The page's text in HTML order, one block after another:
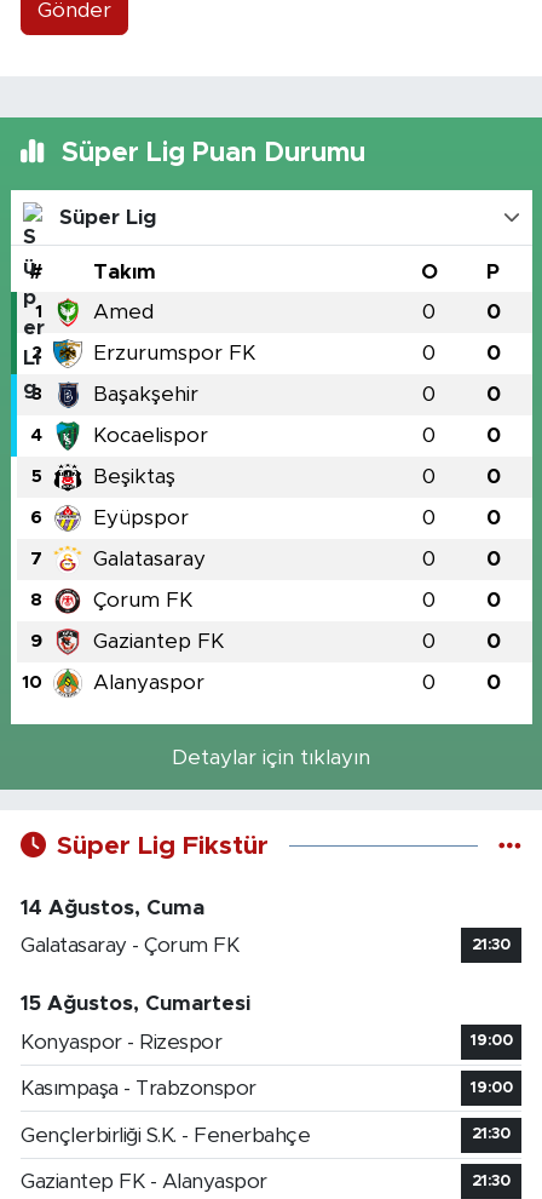
Gönder
Süper Lig Puan Durumu
Süper Lig
# Takım O P
1 Amed 0 0
2 Erzurumspor FK 0 0
3 Başakşehir 0 0
4 Kocaelispor 0 0
5 Beşiktaş 0 0
6 Eyüpspor 0 0
7 Galatasaray 0 0
8 Çorum FK 0 0
9 Gaziantep FK 0 0
10 Alanyaspor 0 0
Detaylar için tıklayın
Süper Lig Fikstür
14 Ağustos, Cuma
Galatasaray - Çorum FK
21:30
15 Ağustos, Cumartesi
Konyaspor - Rizespor
19:00
Kasımpaşa - Trabzonspor 19:00
Gençlerbirliği S.K. - Fenerbahçe 21:30
Gaziantep FK - Alanyaspor 21:30